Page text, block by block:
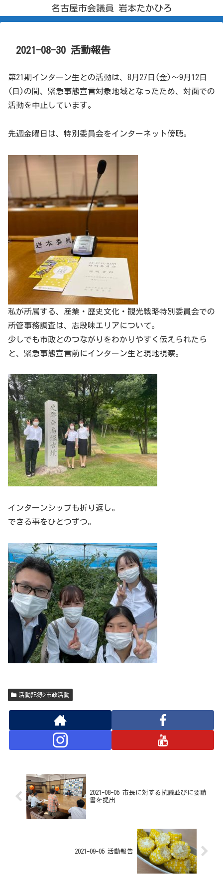
名古屋市会議員 岩本たかひろ
2021-08-30 活動報告
第21期インターン生との活動は、8月27日(金)～9月12日
(日)の間、緊急事態宣言対象地域となったため、対面での
活動を中止しています。
先週金曜日は、特別委員会をインターネット傍聴。
私が所属する、産業・歴史文化・観光戦略特別委員会での
所管事務調査は、志段味エリアについて。
少しでも市政とのつながりをわかりやすく伝えられたら
と、緊急事態宣言前にインターン生と現地視察。
インターンシップも折り返し。
できる事をひとつずつ。
活動記録>市政活動
2021-08-05 市長に対する抗議並びに要請
書を提出
2021-09-05 活動報告